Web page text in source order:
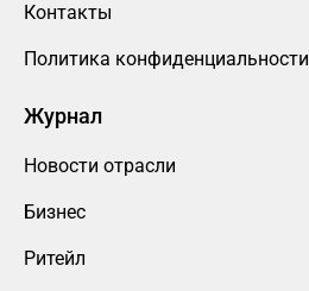
Контакты
Политика конфиденциальности
Журнал
Новости отрасли
Бизнес
Ритейл